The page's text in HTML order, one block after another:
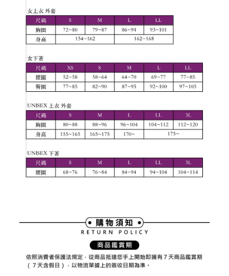
２．關於個人資料處理事宜，請瀏覽以下網址：
https://aftee.tw/terms/#terms3
３．未成年的使用者請事先徵得法定代理人或監護人之同意方可使用
「AFTEE先享後付」，若未經同意申辦者引起之損失，本公司不負相關責
４．使用「AFTEE先享後付」時，將依據個別帳號之用戶狀況，依本公司即
時審查核予不同之上限額度；若仍有額度不足之情形，本公司將視審查結果
請求用戶進行身份認證。
５．嚴禁一人註冊多個帳號或使用他人資訊註冊。若發現惡意使用之情形，
付款後7-11取貨
離島宅配